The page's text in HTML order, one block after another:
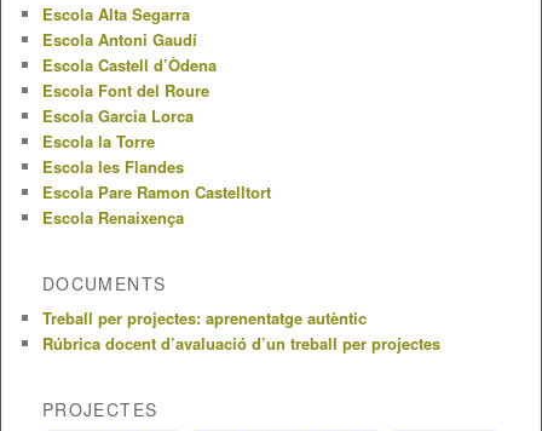
Escola Alta Segarra
Escola Antoni Gaudí
Escola Castell d’Òdena
Escola Font del Roure
Escola Garcia Lorca
Escola la Torre
Escola les Flandes
Escola Pare Ramon Castelltort
Escola Renaixença
DOCUMENTS
Treball per projectes: aprenentatge autèntic
Rúbrica docent d’avaluació d’un treball per projectes
PROJECTES